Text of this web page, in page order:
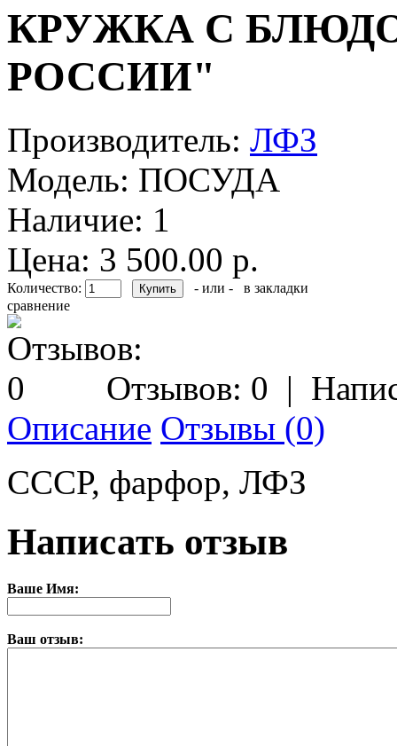
КРУЖКА С
РОССИИ"
Производитель: ЛФЗ
Модель: ПОСУДА
Наличие: 1
Цена: 3 500.00 р.
Количество: - или -
в закладки
сравнение
Отзывов: 0 |
Описание Отзывы (0)
СССР, фарфор, ЛФЗ
Написать отзыв
Ваше Имя:
Ваш отзыв: